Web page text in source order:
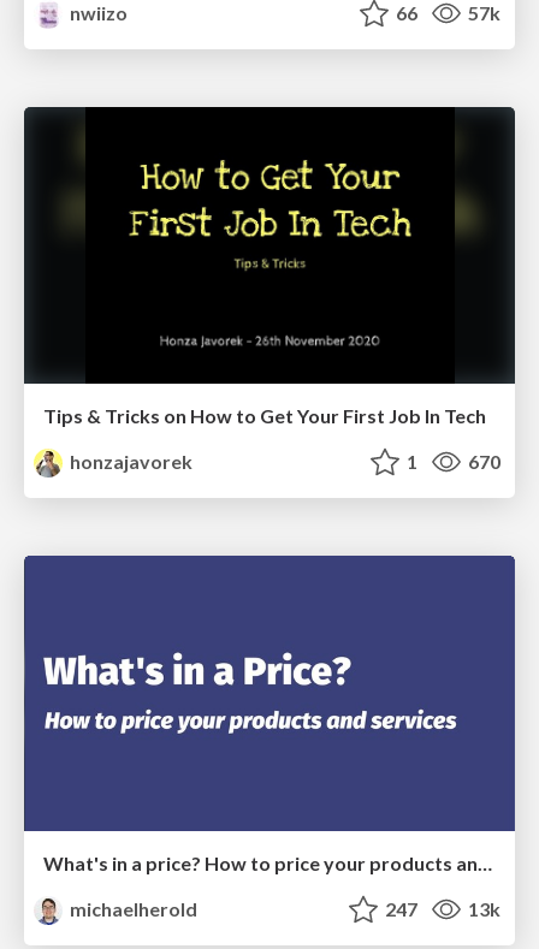
nwiizo
66 57k
Tips & Tricks on How to Get Your First Job In Tech
honzajavorek
1 670
What's in a price? How to price your products and services
michaelherold
247 13k